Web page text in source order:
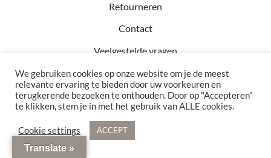
Retourneren
Contact
Veelgestelde vragen
Kvk: 81457782
BTW: NL002990154B76
Bezoekadres: Hof 15 5571 CA Bergeijk
© 2021 - 2026 TJK Interior. Alle rechten voorbehouden
We gebruiken cookies op onze website om je de meest
relevante ervaring te bieden door uw voorkeuren en
terugkerende bezoeken te onthouden. Door op "Accepteren"
te klikken, stem je in met het gebruik van ALLE cookies.
Cookie settings ACCEPT
Translate »